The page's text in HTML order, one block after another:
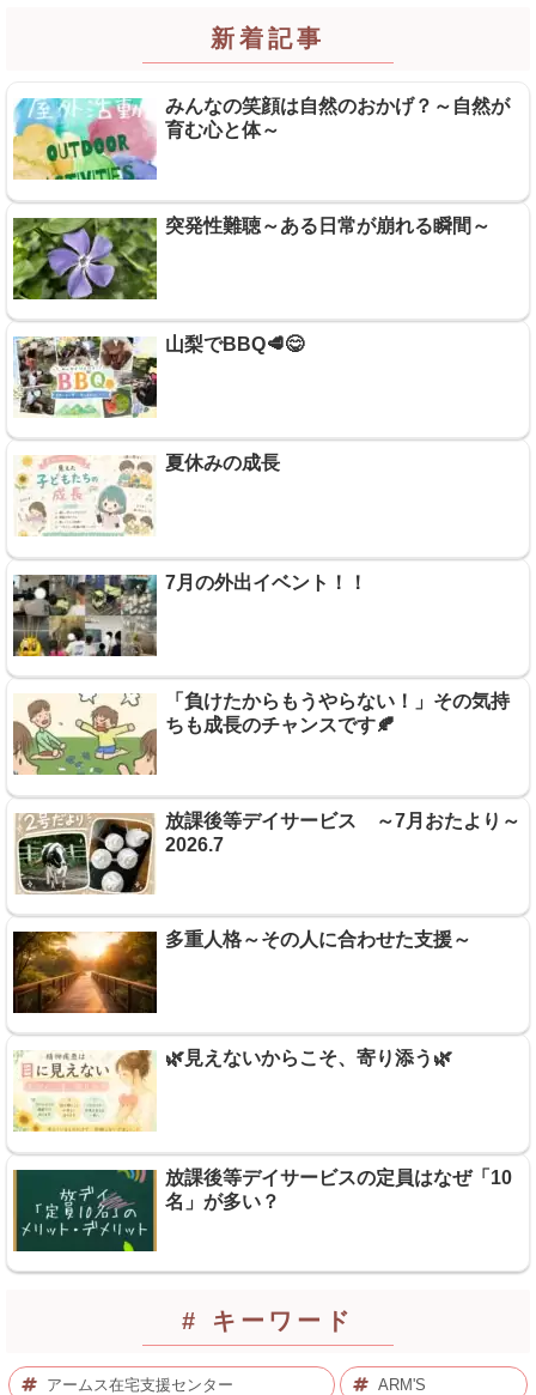
新着記事
みんなの笑顔は自然のおかげ？～自然が
育む心と体～
突発性難聴～ある日常が崩れる瞬間～
山梨でBBQ🥩😋
夏休みの成長
7月の外出イベント！！
「負けたからもうやらない！」その気持
ちも成長のチャンスです🍂
放課後等デイサービス ～7月おたより～
2026.7
多重人格～その人に合わせた支援～
🌿見えないからこそ、寄り添う🌿
放課後等デイサービスの定員はなぜ「10
名」が多い？
# キーワード
アームス在宅支援センター ARM'S